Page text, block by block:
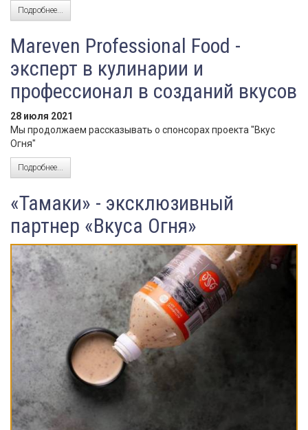
Подробнее...
Mareven Professional Food -
эксперт в кулинарии и
профессионал в созданий вкусов
28 июля 2021
Мы продолжаем рассказывать о спонсорах проекта "Вкус
Огня"
Подробнее...
«Тамаки» - эксклюзивный
партнер «Вкуса Огня»